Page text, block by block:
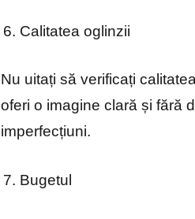
Calitatea oglinzii
Nu uitați să verificați
oferi o imagine clară și fără
imperfecțiuni.
Bugetul